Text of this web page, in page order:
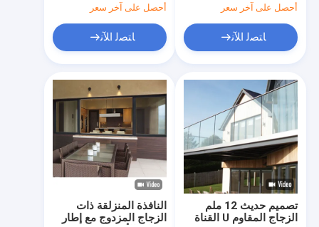
منتجات
معلومات عنا
جولة في المصنع
ضبط الجودة
أحصل على آخر سعر
ﺎﺘﺼﻟ ﺍﻶﻧ
أحصل على آخر سعر
ﺎﺘﺼﻟ ﺍﻶﻧ
النافذة المنزلقة ذات
الزجاج المزدوج مع إطار
تصميم حديث 12 ملم
الزجاج المقاوم U القناة